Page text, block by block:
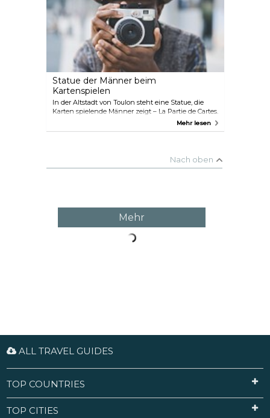
Statue der Männer beim
Kartenspielen
In der Altstadt von Toulon steht eine Statue, die
Karten spielende Männer zeigt – La Partie de Cartes.
Sie ist eine Anspielung auf die Folklore der
Provence und Marcel Pagnols klassische
werden Sie die Szene wiedererkennen –
Mehr lesen
Nach oben
Mehr
ALL TRAVEL GUIDES
TOP COUNTRIES
TOP CITIES